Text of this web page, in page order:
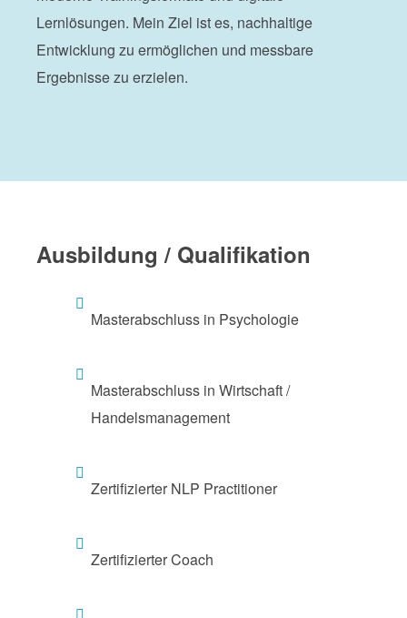
Lernlösungen. Mein Ziel ist es, nachhaltige
Entwicklung zu ermöglichen und messbare
Ergebnisse zu erzielen.
Ausbildung / Qualifikation
Masterabschluss in Psychologie
Masterabschluss in Wirtschaft /
Handelsmanagement
Zertifizierter NLP Practitioner
Zertifizierter Coach